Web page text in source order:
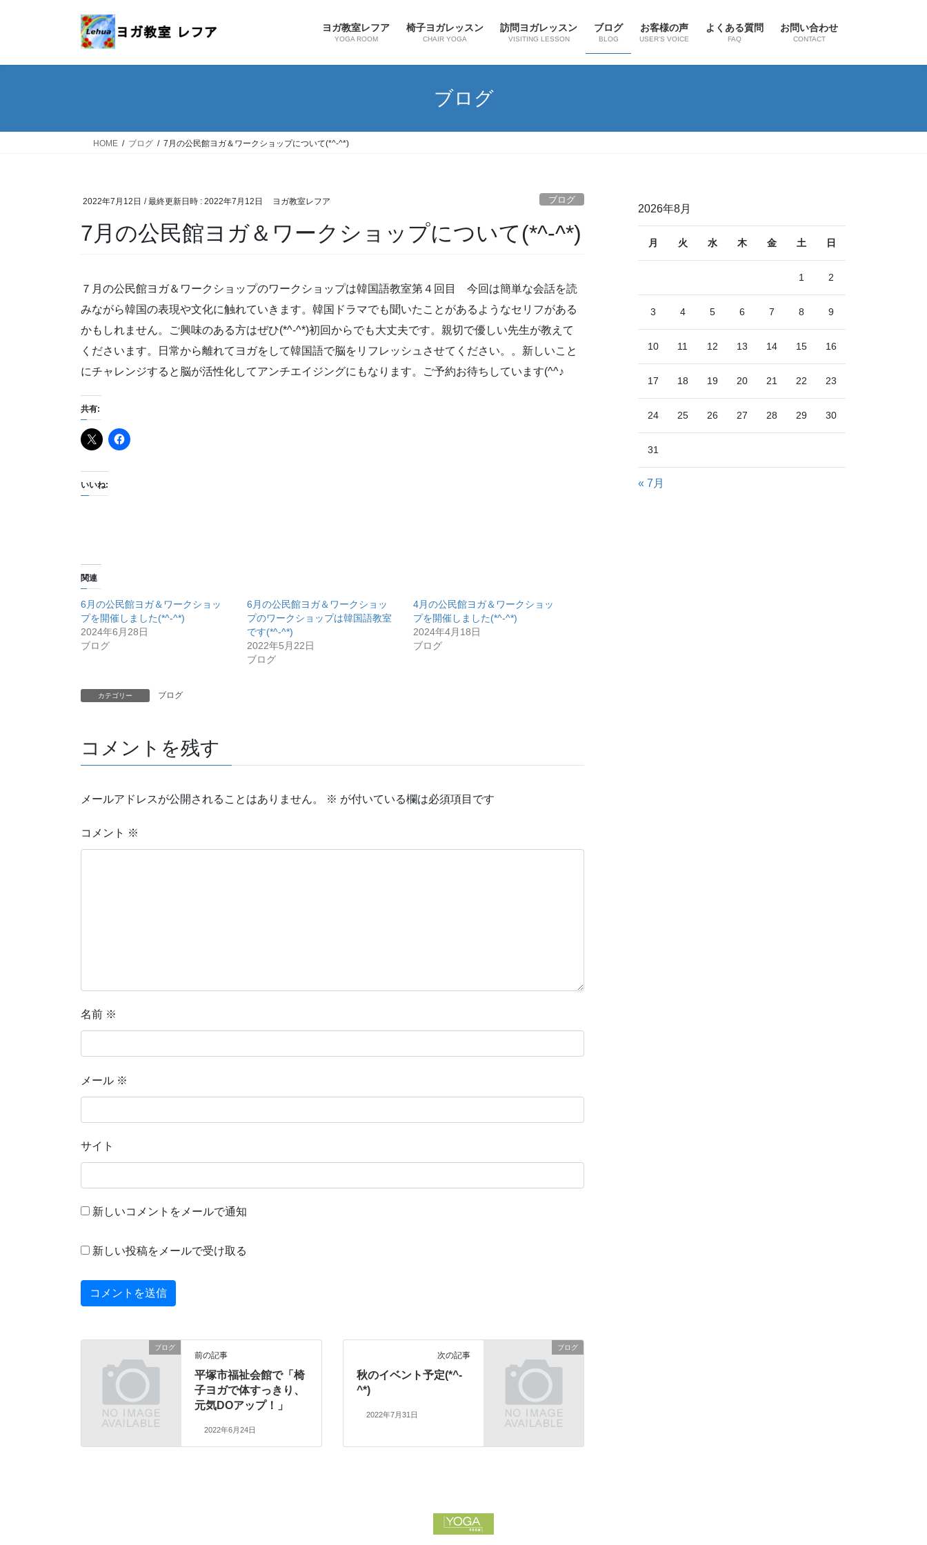
ヨガ教室レフア
YOGA ROOM
椅子ヨガレッスン
CHAIR YOGA
訪問ヨガレッスン
VISITING LESSON
ブログ
BLOG
お客様の声
USER’S VOICE
よくある質問
FAQ
お問い合わせ
CONTACT
ブログ
HOME ブログ 7月の公民館ヨガ＆ワークショップについて(*^-^*)
2022年7月12日 / 最終更新日時 : 2022年7月12日 ヨガ教室レフア ブログ
7月の公民館ヨガ＆ワークショップについて(*^-^*)
７月の公民館ヨガ＆ワークショップのワークショップは韓国語教室第４回目 今回は簡単な会話を読
みながら韓国の表現や文化に触れていきます。韓国ドラマでも聞いたことがあるようなセリフがある
かもしれません。ご興味のある方はぜひ(*^-^*)初回からでも大丈夫です。親切で優しい先生が教えて
くださいます。日常から離れてヨガをして韓国語で脳をリフレッシュさせてください。。新しいこと
にチャレンジすると脳が活性化してアンチエイジングにもなります。ご予約お待ちしています(^^♪
共有:
いいね:
関連
6月の公民館ヨガ＆ワークショッ
プを開催しました(*^-^*)
2024年6月28日
ブログ
6月の公民館ヨガ＆ワークショッ
プのワークショップは韓国語教室
です(*^-^*)
2022年5月22日
ブログ
4月の公民館ヨガ＆ワークショッ
プを開催しました(*^-^*)
2024年4月18日
ブログ
カテゴリー ブログ
コメントを残す
メールアドレスが公開されることはありません。 ※ が付いている欄は必須項目です
コメント ※
名前 ※
メール ※
サイト
新しいコメントをメールで通知
新しい投稿をメールで受け取る
ブログ
前の記事
平塚市福祉会館で「椅
子ヨガで体すっきり、
元気DOアップ！」
2022年6月24日
ブログ
次の記事
秋のイベント予定(*^-
^*)
2022年7月31日
2026年8月
月 火 水 木 金 土 日
1 2
3 4 5 6 7 8 9
10 11 12 13 14 15 16
17 18 19 20 21 22 23
24 25 26 27 28 29 30
31
« 7月